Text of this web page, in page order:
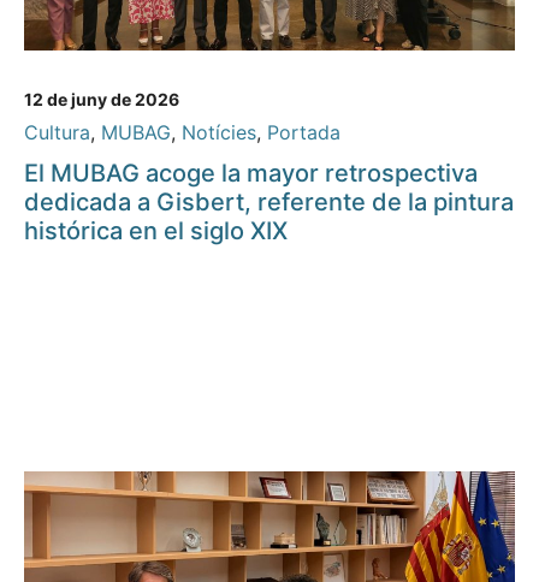
12 de juny de 2026
Cultura, MUBAG, Notícies, Portada
El MUBAG acoge la mayor retrospectiva
dedicada a Gisbert, referente de la pintura
histórica en el siglo XIX